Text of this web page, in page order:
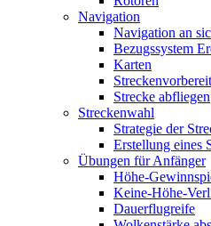
Navigation
Navigation an
Bezugssystem
Karten
Strecke abfliegen
Streckenwahl
Strategie der
Erstellung eines
Übungen für Anfänger
Höhe-
Keine-Höhe-
Dauerflugreife